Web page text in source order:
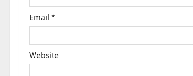
Email *
Website